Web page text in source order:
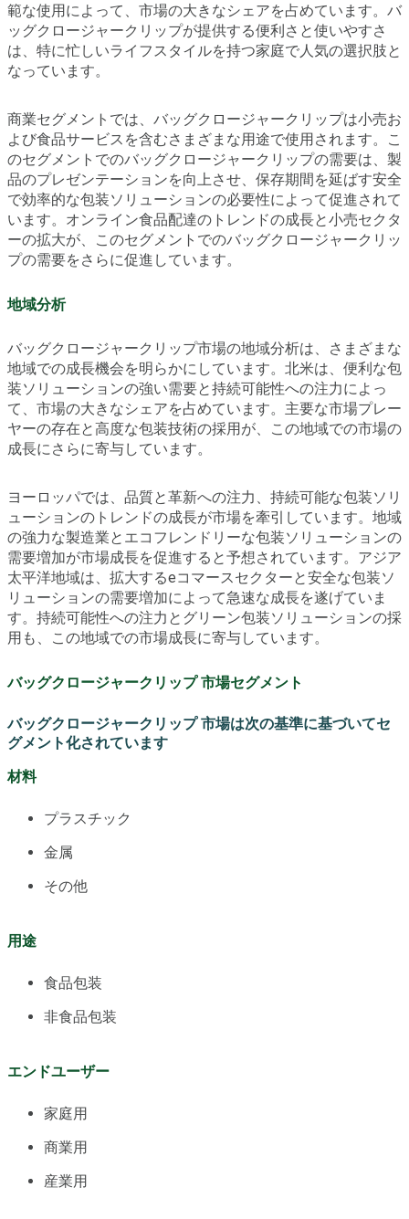
範な使用によって、市場の大きなシェアを占めています。バ
ッグクロージャークリップが提供する便利さと使いやすさ
は、特に忙しいライフスタイルを持つ家庭で人気の選択肢と
なっています。
商業セグメントでは、バッグクロージャークリップは小売お
よび食品サービスを含むさまざまな用途で使用されます。こ
のセグメントでのバッグクロージャークリップの需要は、製
品のプレゼンテーションを向上させ、保存期間を延ばす安全
で効率的な包装ソリューションの必要性によって促進されて
います。オンライン食品配達のトレンドの成長と小売セクタ
ーの拡大が、このセグメントでのバッグクロージャークリッ
プの需要をさらに促進しています。
地域分析
バッグクロージャークリップ市場の地域分析は、さまざまな
地域での成長機会を明らかにしています。北米は、便利な包
装ソリューションの強い需要と持続可能性への注力によっ
て、市場の大きなシェアを占めています。主要な市場プレー
ヤーの存在と高度な包装技術の採用が、この地域での市場の
成長にさらに寄与しています。
ヨーロッパでは、品質と革新への注力、持続可能な包装ソリ
ューションのトレンドの成長が市場を牽引しています。地域
の強力な製造業とエコフレンドリーな包装ソリューションの
需要増加が市場成長を促進すると予想されています。アジア
太平洋地域は、拡大するeコマースセクターと安全な包装ソ
リューションの需要増加によって急速な成長を遂げていま
す。持続可能性への注力とグリーン包装ソリューションの採
用も、この地域での市場成長に寄与しています。
バッグクロージャークリップ 市場セグメント
バッグクロージャークリップ 市場は次の基準に基づいてセ
グメント化されています
材料
プラスチック
金属
その他
用途
食品包装
非食品包装
エンドユーザー
家庭用
商業用
産業用